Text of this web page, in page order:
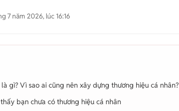
7 năm 2026, lúc 16:16
gì? Vì sao ai cũng nên xây dựng thương hiệu cá nhân?
bạn chưa có thương hiệu cá nhân